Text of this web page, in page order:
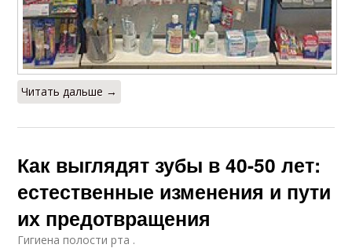
Читать дальше →
Как выглядят зубы в 40-50 лет:
естественные изменения и пути
их предотвращения
Гигиена полости рта .